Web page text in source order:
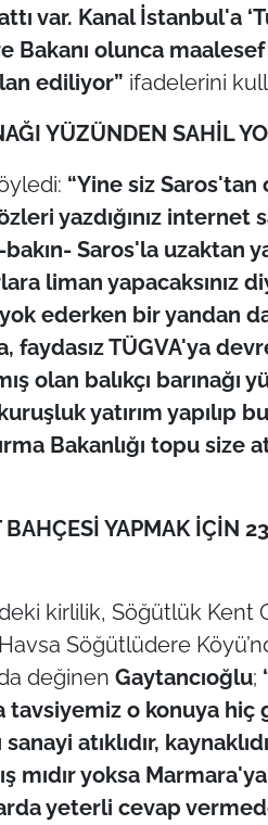
var. Kanal İstanbul'a
Bakanı olunca
ediliyor” ifadelerini
YÜZÜNDEN SAHİL
“Yine siz
yazdığınız internet
Saros'la uzaktan
liman yapacaksınız
ederken bir yandan
faydasız TÜGVA'ya
olan balıkçı barınağı
kuruşluk yatırım yapılıp
Bakanlığı topu size
YAPMAK İÇİN
kirlilik, Söğütlük Kent
Söğütlüdere
da değinen Gaytancıoğlu;
tavsiyemiz o konuya
atıklıdır,
mıdır yoksa
yeterli cevap